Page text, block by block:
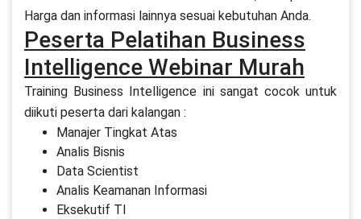
Harga dan informasi lainnya sesuai kebutuhan Anda.
Peserta Pelatihan Business
Intelligence Webinar Murah
Training Business Intelligence ini sangat cocok untuk
diikuti peserta dari kalangan :
Manajer Tingkat Atas
Analis Bisnis
Data Scientist
Analis Keamanan Informasi
Eksekutif TI